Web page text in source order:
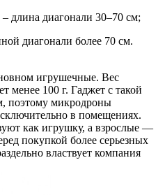
длина диагонали 30–70 см;
диагонали более 70 см.
игрушечные. Вес
менее 100 г. Гаджет с такой
поэтому микродроны
в помещениях.
как игрушку, а взрослые —
покупкой более серьезных
властвует компания